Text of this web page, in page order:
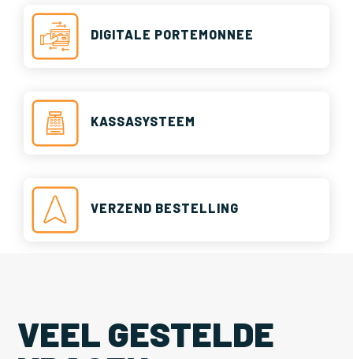
DIGITALE PORTEMONNEE
KASSASYSTEEM
VERZEND BESTELLING
VEEL GESTELDE